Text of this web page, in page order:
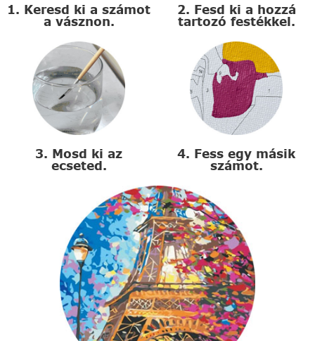
1. Keresd ki a számot
a vásznon.
2. Fesd ki a hozzá
tartozó festékkel.
3. Mosd ki az
ecseted.
4. Fess egy másik
számot.